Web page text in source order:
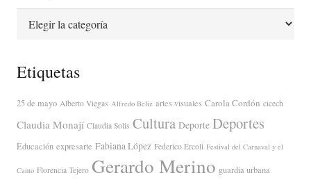
Categorías
Etiquetas
25 de mayo Alberto Viegas Alfredo Beliz artes visuales Carola Cordón cicech
Claudia Monají Claudia Solis Cultura Deporte Deportes
Educación expresarte Fabiana López Federico Ercoli Festival del Carnaval y el
Canto Florencia Tejero Gerardo Merino guardia urbana